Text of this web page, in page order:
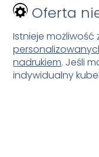
Oferta
Istnieje
nadrukiem. Jeśli
indywidualny